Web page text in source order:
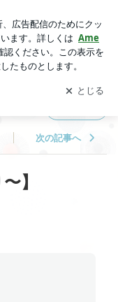
を受け取りまし
開く
次の記事へ
】